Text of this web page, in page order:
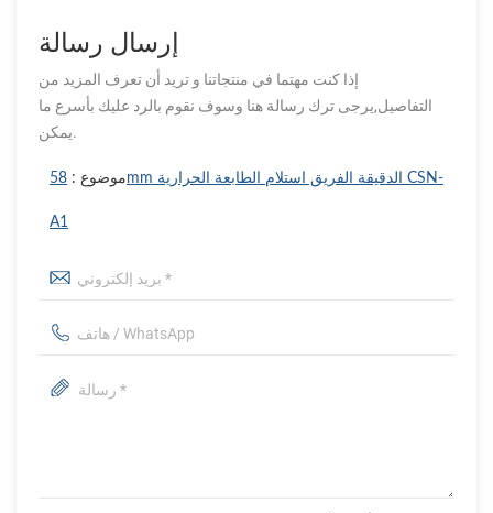
إرسال رسالة
إذا كنت مهتما في منتجاتنا و تريد أن تعرف المزيد من
التفاصيل,يرجى ترك رسالة هنا وسوف نقوم بالرد عليك بأسرع ما
يمكن.
موضوع : 58mm الدقيقة الفريق استلام الطابعة الحرارية CSN-
A1